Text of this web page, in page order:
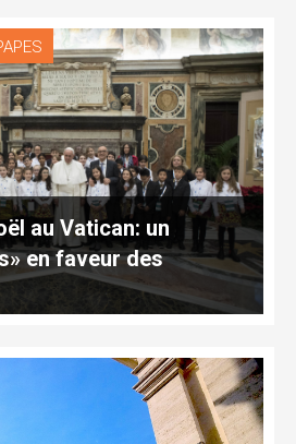
au Vatican: un
en faveur des